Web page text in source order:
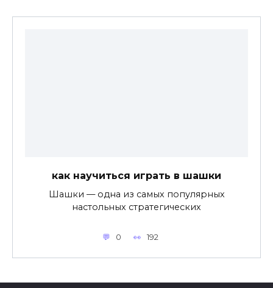
как научиться играть в шашки
Шашки — одна из самых популярных
настольных стратегических
0 192